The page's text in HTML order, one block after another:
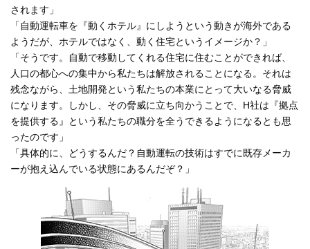
されます」
「自動運転車を『動くホテル』にしようという動きが海外である
ようだが、ホテルではなく、動く住宅というイメージか？」
「そうです。自動で移動してくれる住宅に住むことができれば、
人口の都心への集中から私たちは解放されることになる。それは
残念ながら、土地開発という私たちの本業にとって大いなる脅威
になります。しかし、その脅威に立ち向かうことで、H社は『拠点
を提供する』という私たちの職分を全うできるようになるとも思
ったのです」
「具体的に、どうするんだ？自動運転の技術はすでに既存メーカ
ーが抱え込んでいる状態にあるんだぞ？」